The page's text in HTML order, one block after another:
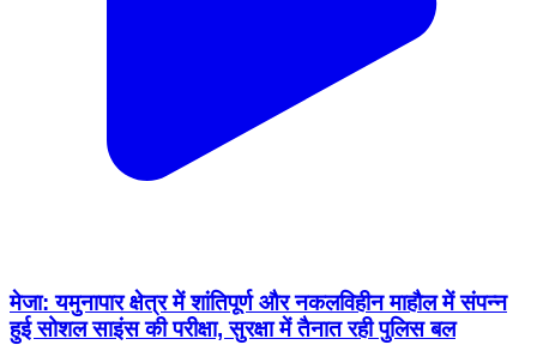
मेजा: यमुनापार क्षेत्र में शांतिपूर्ण और नकलविहीन माहौल में संपन्न
हुई सोशल साइंस की परीक्षा, सुरक्षा में तैनात रही पुलिस बल